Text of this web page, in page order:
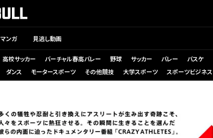
マンガ 見逃し動画
高校サッカー バーチャル春高バレー 野球 サッカー バレー バスケ
ダンス モータースポーツ その他競技 大学スポーツ スポーツビジネス